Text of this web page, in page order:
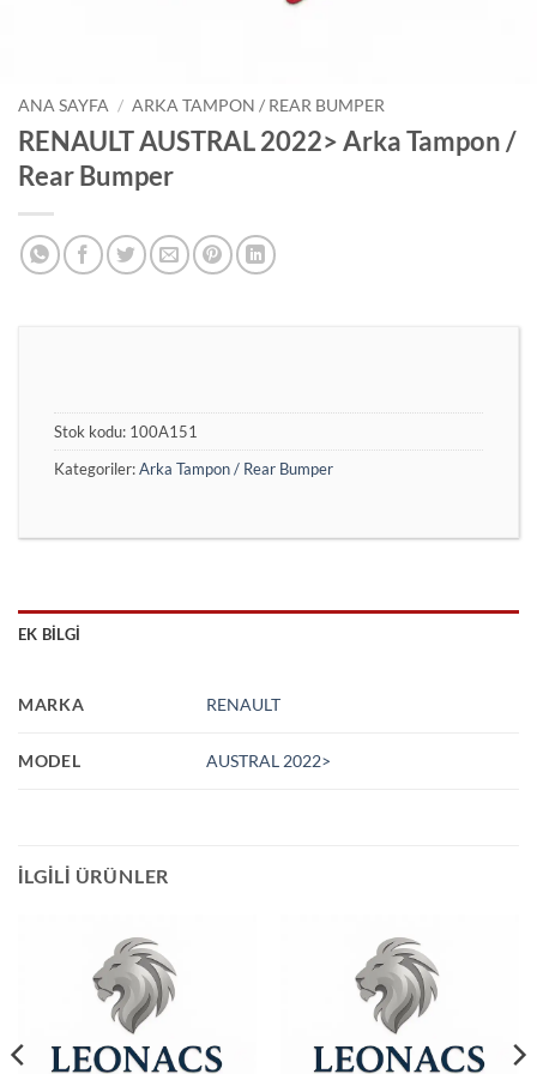
ANA SAYFA / ARKA TAMPON / REAR BUMPER
RENAULT AUSTRAL 2022> Arka Tampon /
Rear Bumper
Stok kodu: 100A151
Kategoriler:Arka Tampon / Rear Bumper
EK BILGI
MARKA RENAULT
MODEL AUSTRAL 2022>
İLGILI ÜRÜNLER